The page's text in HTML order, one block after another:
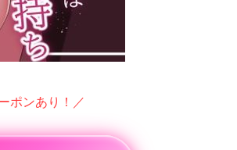
ポンあり！／